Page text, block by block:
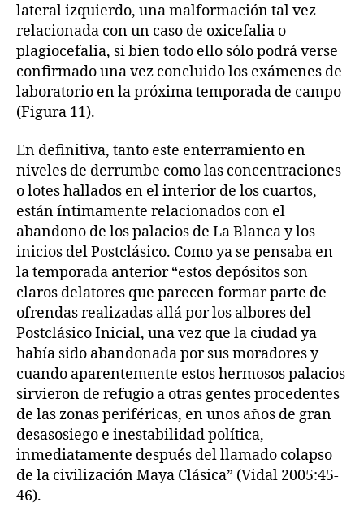
lateral izquierdo, una malformación tal vez
relacionada con un caso de oxicefalia o
plagiocefalia, si bien todo ello sólo podrá verse
confirmado una vez concluido los exámenes de
laboratorio en la próxima temporada de campo
(Figura 11).
En definitiva, tanto este enterramiento en
niveles de derrumbe como las concentraciones
o lotes hallados en el interior de los cuartos,
están íntimamente relacionados con el
abandono de los palacios de La Blanca y los
inicios del Postclásico. Como ya se pensaba en
la temporada anterior “estos depósitos son
claros delatores que parecen formar parte de
ofrendas realizadas allá por los albores del
Postclásico Inicial, una vez que la ciudad ya
había sido abandonada por sus moradores y
cuando aparentemente estos hermosos palacios
sirvieron de refugio a otras gentes procedentes
de las zonas periféricas, en unos años de gran
desasosiego e inestabilidad política,
inmediatamente después del llamado colapso
de la civilización Maya Clásica” (Vidal 2005:45-
46).